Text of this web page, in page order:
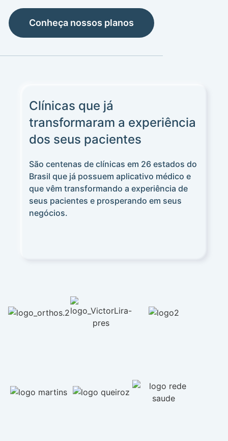
Conheça nossos planos
Clínicas que já
transformaram a experiência
dos seus pacientes
São centenas de clínicas em 26 estados do
Brasil que já possuem aplicativo médico e
que vêm transformando a experiência de
seus pacientes e prosperando em seus
negócios.